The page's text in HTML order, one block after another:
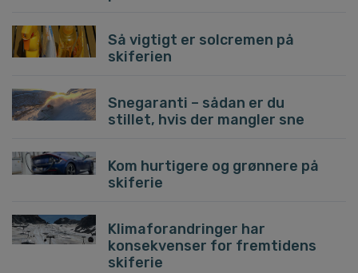
Så vigtigt er solcremen på
skiferien
Snegaranti – sådan er du
stillet, hvis der mangler sne
Kom hurtigere og grønnere på
skiferie
Klimaforandringer har
konsekvenser for fremtidens
skiferie